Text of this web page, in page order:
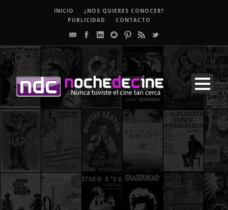
INICIO
¿NOS QUIERES CONOCER?
PUBLICIDAD
CONTACTO